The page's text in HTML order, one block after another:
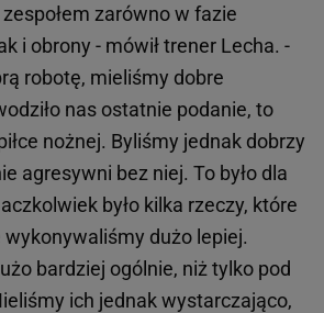
zarówno w fazie
i obrony - mówił trener Lecha. -
robotę, mieliśmy dobre
nas ostatnie podanie, to
nożnej. Byliśmy jednak dobrzy
agresywni bez niej. To było dla
było kilka rzeczy, które
wykonywaliśmy dużo lepiej.
bardziej ogólnie, niż tylko pod
ich jednak wystarczająco,